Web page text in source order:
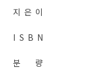
지 은 이
I S B N
분 량